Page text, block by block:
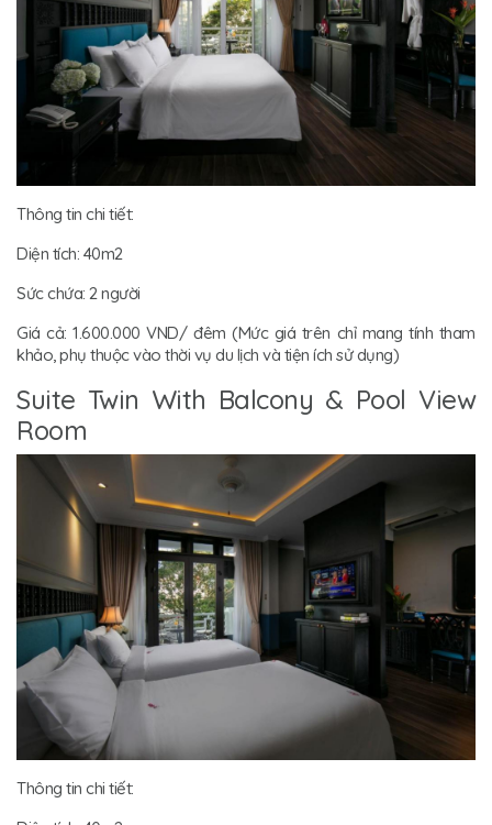
Thông tin chi tiết:
Diện tích: 40m2
Sức chứa: 2 người
Giá cả: 1.600.000 VND/ đêm (Mức giá trên chỉ mang tính tham
khảo, phụ thuộc vào thời vụ du lịch và tiện ích sử dụng)
Suite Twin With Balcony & Pool View
Room
Thông tin chi tiết: